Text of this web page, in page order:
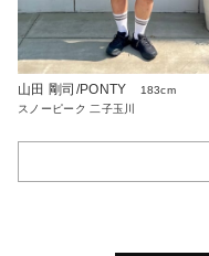
山田 剛司/PONTY
183cm
スノーピーク 二子玉川